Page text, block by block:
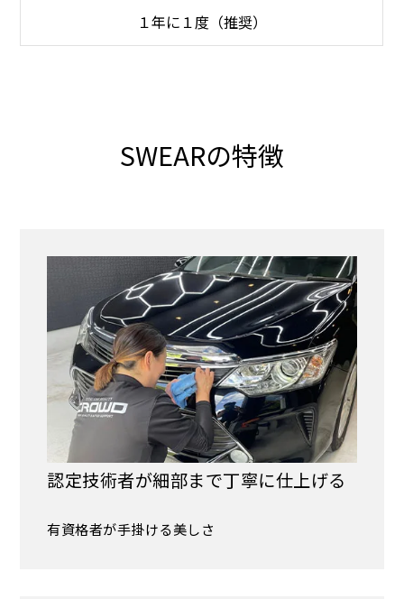
１年に１度（推奨）
SWEARの特徴
認定技術者が細部まで丁寧に仕上げる
有資格者が手掛ける美しさ